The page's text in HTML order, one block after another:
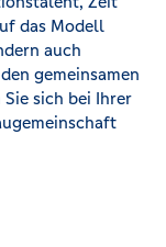
das Modell
auch
gemeinsamen
sich bei Ihrer